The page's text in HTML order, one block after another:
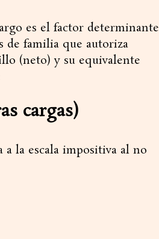
es el factor determinante
de familia que autoriza
(neto) y su equivalente
cargas)
la escala impositiva al no